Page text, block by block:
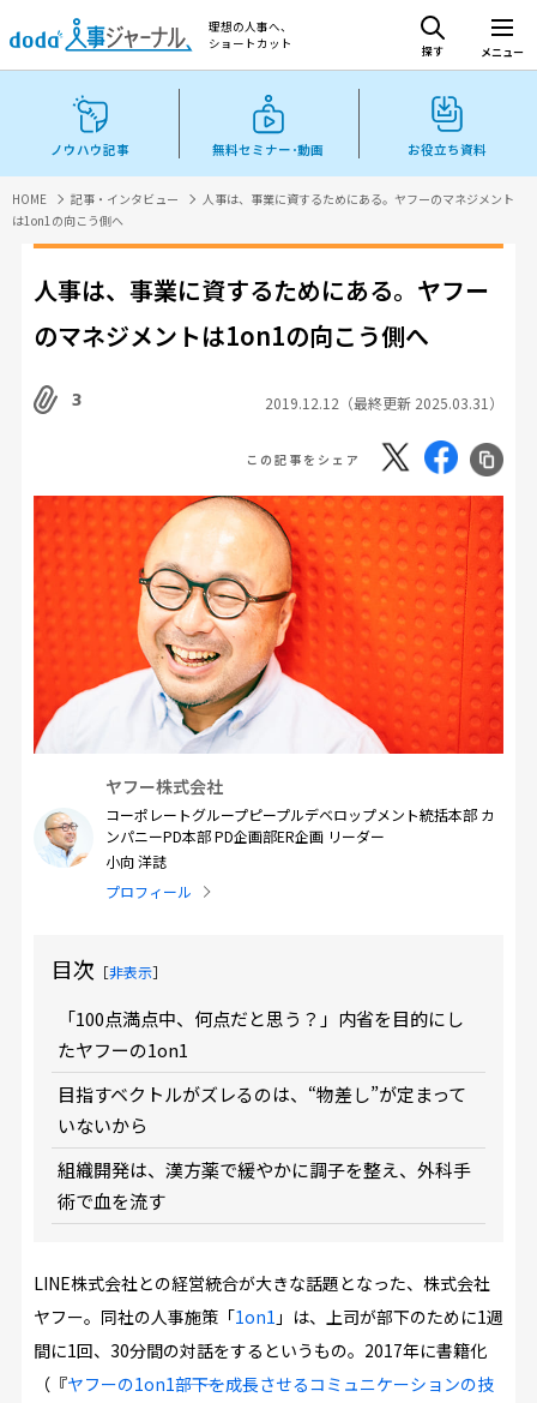
理想の人事へ、
ショートカット
探す メニュー
ノウハウ記事 無料セミナー･動画 お役立ち資料
HOME 記事・インタビュー
人事は、事業に資するためにある。ヤフーのマネジメント
は1on1の向こう側へ
人事は、事業に資するためにある。ヤフー
のマネジメントは1on1の向こう側へ
3 2019.12.12（最終更新 2025.03.31）
この記事をシェア
ヤフー株式会社
コーポレートグループピープルデベロップメント統括本部 カ
ンパニーPD本部 PD企画部ER企画 リーダー
小向 洋誌
プロフィール
目次 ［非表示］
「100点満点中、何点だと思う？」内省を目的にし
たヤフーの1on1
目指すベクトルがズレるのは、“物差し”が定まって
いないから
組織開発は、漢方薬で緩やかに調子を整え、外科手
術で血を流す
LINE株式会社との経営統合が大きな話題となった、株式会社
ヤフー。同社の人事施策「1on1 」は、上司が部下のために1週
間に1回、30分間の対話をするというもの。2017年に書籍化
（『ヤフーの1on1―――部下を成長させるコミュニケーションの技